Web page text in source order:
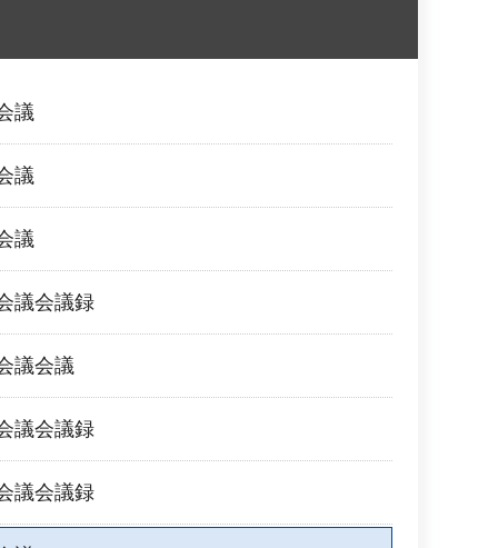
議
議
議
議会議録
議会議
議会議録
議会議録